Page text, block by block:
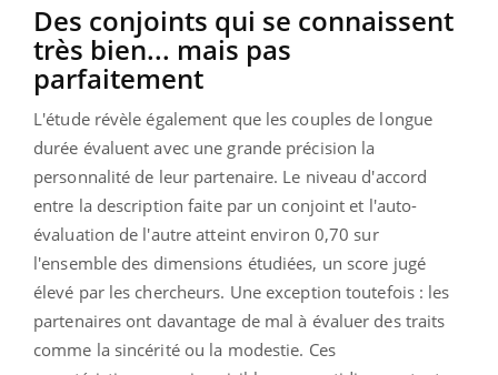
Des conjoints qui se connaissent
très bien... mais pas
parfaitement
L'étude révèle également que les couples de longue
durée évaluent avec une grande précision la
personnalité de leur partenaire. Le niveau d'accord
entre la description faite par un conjoint et l'auto-
évaluation de l'autre atteint environ 0,70 sur
l'ensemble des dimensions étudiées, un score jugé
élevé par les chercheurs. Une exception toutefois : les
partenaires ont davantage de mal à évaluer des traits
comme la sincérité ou la modestie. Ces